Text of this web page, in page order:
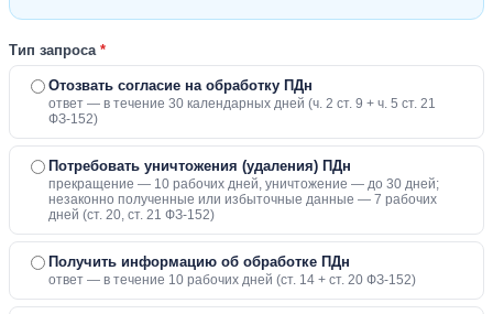
Тип запроса *
Отозвать согласие на обработку ПДн
ответ — в течение 30 календарных дней (ч. 2 ст. 9 + ч. 5 ст. 21
ФЗ-152)
Потребовать уничтожения (удаления) ПДн
прекращение — 10 рабочих дней, уничтожение — до 30 дней;
незаконно полученные или избыточные данные — 7 рабочих
дней (ст. 20, ст. 21 ФЗ-152)
Получить информацию об обработке ПДн
ответ — в течение 10 рабочих дней (ст. 14 + ст. 20 ФЗ-152)